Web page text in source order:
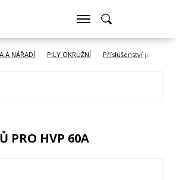
A NÁŘADÍ PILY OKRUŽNÍ Příslušenství pro pilu
PRO HVP 60A